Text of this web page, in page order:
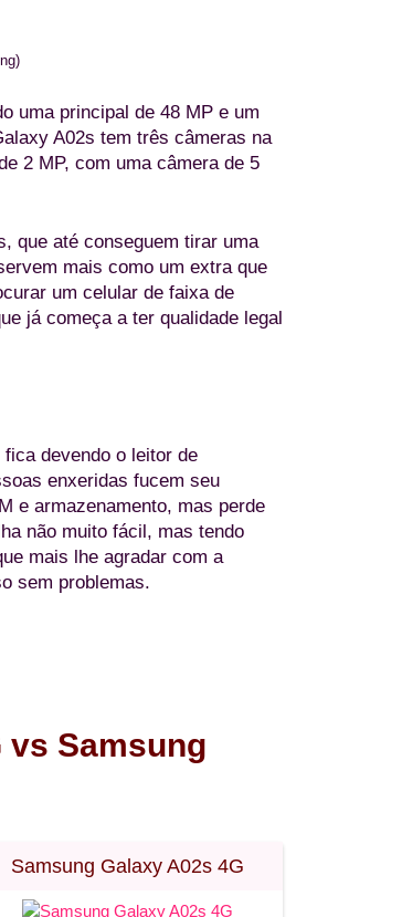
uma principal de 48 MP e um
A02s tem três câmeras na
2 MP, com uma câmera de 5
que até conseguem tirar uma
mais como um extra que
um celular de faixa de
já começa a ter qualidade legal
devendo o leitor de
enxeridas fucem seu
e armazenamento, mas perde
não muito fácil, mas tendo
mais lhe agradar com a
sem problemas.
vs Samsung
Samsung Galaxy A02s 4G